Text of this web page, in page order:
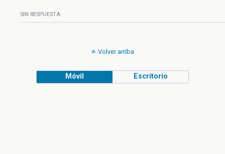
SIN RESPUESTA
Volver arriba
Móvil Escritorio